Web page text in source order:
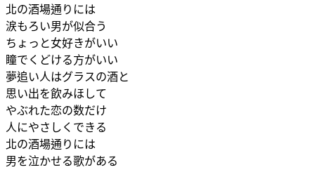
北の酒場通りには
涙もろい男が似合う
ちょっと女好きがいい
瞳でくどける方がいい
夢追い人はグラスの酒と
思い出を飲みほして
やぶれた恋の数だけ
人にやさしくできる
北の酒場通りには
男を泣かせる歌がある